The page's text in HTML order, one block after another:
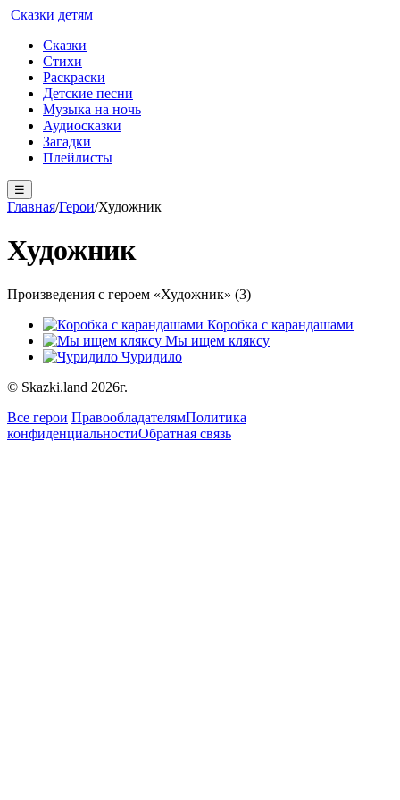
Сказки детям
Сказки
Стихи
Раскраски
Детские песни
Музыка на ночь
Аудиосказки
Загадки
Плейлисты
☰
Главная/Герои/Художник
Художник
Произведения с героем «Художник» (3)
Коробка с карандашами
Мы ищем кляксу
Чуридило
© Skazki.land 2026г.
Все герои ПравообладателямПолитика
конфиденциальностиОбратная связь